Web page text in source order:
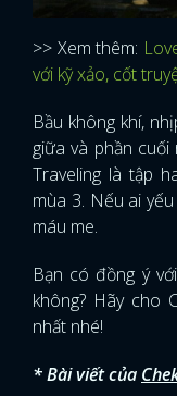
>> Xem thêm:
với kỹ xảo, cốt
Bầu không khí,
giữa và phần
Traveling là tập
mùa 3. Nếu ai
máu me.
Bạn có đồng ý
không? Hãy cho
nhất nhé!
* Bài viết của